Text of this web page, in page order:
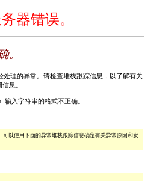
器错误。
。
处理的异常。请检查堆栈跟踪信息，以了解有关
息。
输入字符串的格式不正确。
以使用下面的异常堆栈跟踪信息确定有关异常原因和发